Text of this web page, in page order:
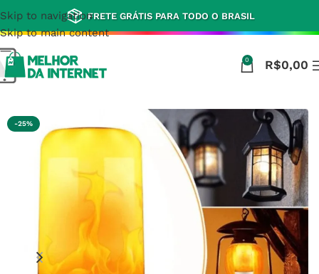
Skip to navigation
Skip to main content
FRETE GRÁTIS PARA TODO O BRASIL
0 R$0,00
Início
-25%